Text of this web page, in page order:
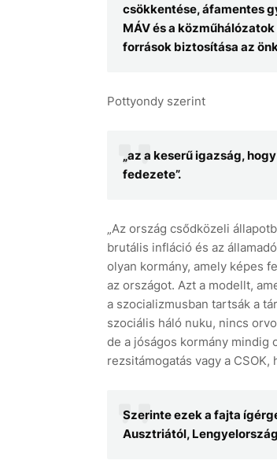
csökkentése, áfamentes
MÁV és a
források biztosítása az
Pottyondy szerint
„az a keserű igazság,
fedezete”.
„Az ország csődközeli
brutális infláció és az
olyan kormány, amely képes
az országot. Azt a modellt,
a szocializmusban tartsák a
szociális háló nuku, nincs
de a jóságos kormány mindig
rezsitámogatás vagy a
Szerinte ezek a fajta
Ausztriától,